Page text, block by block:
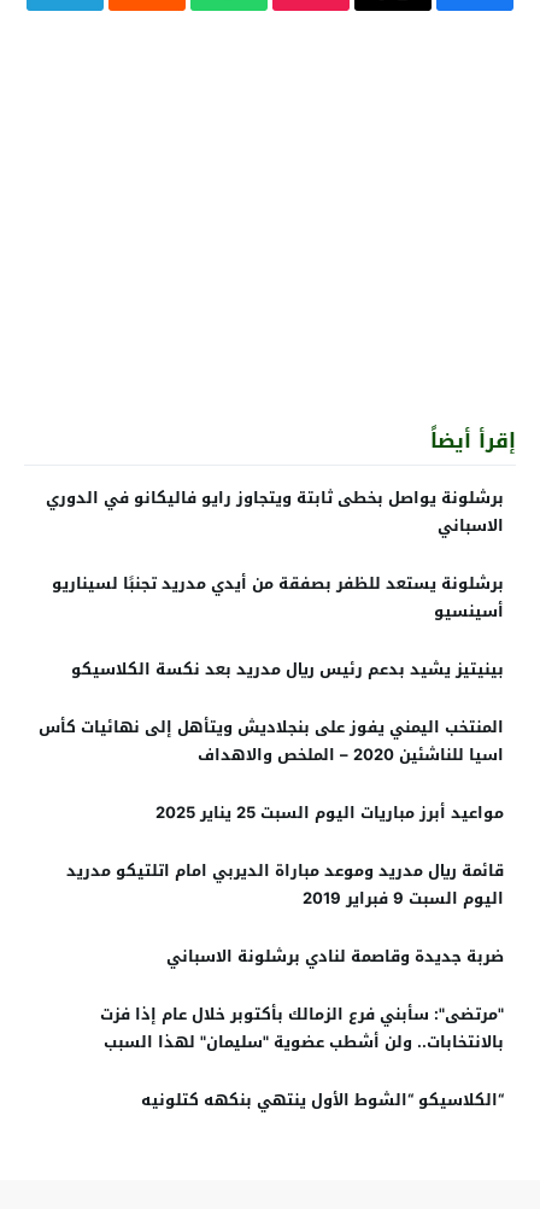
إقرأ أيضاً
برشلونة يواصل بخطى ثابتة ويتجاوز رايو فاليكانو في الدوري
الاسباني
برشلونة يستعد للظفر بصفقة من أيدي مدريد تجنبًا لسيناريو
أسينسيو
بينيتيز يشيد بدعم رئيس ريال مدريد بعد نكسة الكلاسيكو
المنتخب اليمني يفوز على بنجلاديش ويتأهل إلى نهائيات كأس
اسيا للناشئين 2020 – الملخص والاهداف
مواعيد أبرز مباريات اليوم السبت 25 يناير 2025
قائمة ريال مدريد وموعد مباراة الديربي امام اتلتيكو مدريد
اليوم السبت 9 فبراير 2019
ضربة جديدة وقاصمة لنادي برشلونة الاسباني
"مرتضى": سأبني فرع الزمالك بأكتوبر خلال عام إذا فزت
بالانتخابات.. ولن أشطب عضوية "سليمان" لهذا السبب
“الكلاسيكو “الشوط الأول ينتهي بنكهه كتلونيه